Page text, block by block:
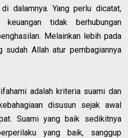
dalamnya. Yang perlu dicatat,
keuangan tidak berhubungan
Melainkan lebih pada
sudah Allah atur pembagiannya
adalah kriteria suami dan
disusun sejak awal
Suami yang baik sedikitnya
yang baik, sanggup